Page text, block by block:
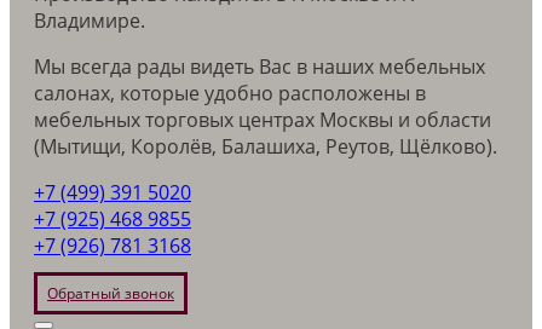
Владимире.
Мы всегда рады видеть Вас в наших мебельных
салонах, которые удобно расположены в
мебельных торговых центрах Москвы и области
(Мытищи, Королёв, Балашиха, Реутов, Щёлково).
+7 (499) 391 5020
+7 (925) 468 9855
+7 (926) 781 3168
Обратный звонок